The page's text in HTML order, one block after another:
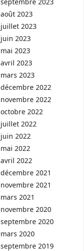
août 2023
juillet 2023
juin 2023
mai 2023
avril 2023
mars 2023
décembre 2022
novembre 2022
octobre 2022
juillet 2022
juin 2022
mai 2022
avril 2022
décembre 2021
novembre 2021
mars 2021
novembre 2020
septembre 2020
mars 2020
septembre 2019